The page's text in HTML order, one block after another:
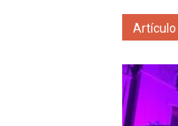
Artículo